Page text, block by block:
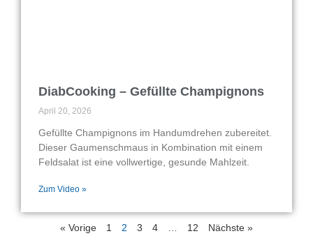
DiabCooking – Gefüllte Champignons
April 20, 2026
Gefüllte Champignons im Handumdrehen zubereitet.
Dieser Gaumenschmaus in Kombination mit einem
Feldsalat ist eine vollwertige, gesunde Mahlzeit.
Zum Video »
« Vorige 1 2 3 4 12 Nächste »